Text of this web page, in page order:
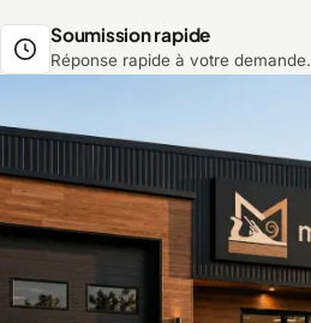
Soumission rapide
Réponse rapide à votre demande.